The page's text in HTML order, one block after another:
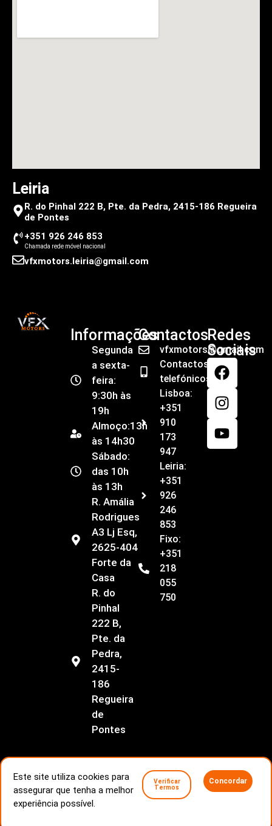
Leiria
R. do Pinhal 222 B, Pte. da Pedra, 2415-186 Regueira
de Pontes
+351 926 246 853
Chamada rede móvel nacional
vfxmotors.leiria@gmail.com
Informações
Segunda
a sexta-
feira:
9:30h às
19h
Almoço:13h
às 14h30
Sábado:
das 10h
às 13h
R. Amália
Rodrigues
A3 Lj Esq,
2625-404
Forte da
Casa
R. do
Pinhal
222 B,
Pte. da
Pedra,
2415-
186
Regueira
de
Pontes
Contactos
vfxmotors@gmail.com
Contactos
telefónicos
Lisboa:
+351
910
173
947
Leiria:
+351
926
246
853
Fixo:
+351
218
055
750
Redes
Sociais
Livro de Reclamações
Conflitos de consumo
Politica de Privacidade
Este site utiliza cookies para
assegurar que tenha a melhor
experiência possível.
Verificar
Termos
Concordar